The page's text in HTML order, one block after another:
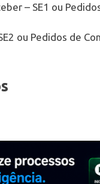
– SE1 ou
ou Pedidos de